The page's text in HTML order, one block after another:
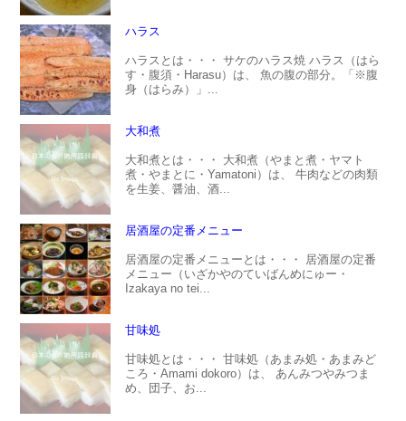
ハラス
ハラスとは・・・ サケのハラス焼 ハラス（はら
す・腹須・Harasu）は、 魚の腹の部分。「※腹
身（はらみ）」...
大和煮
大和煮とは・・・ 大和煮（やまと煮・ヤマト
煮・やまとに・Yamatoni）は、 牛肉などの肉類
を生姜、醤油、酒...
居酒屋の定番メニュー
居酒屋の定番メニューとは・・・ 居酒屋の定番
メニュー（いざかやのていばんめにゅー・
Izakaya no tei...
甘味処
甘味処とは・・・ 甘味処（あまみ処・あまみど
ころ・Amami dokoro）は、 あんみつやみつま
め、団子、お...